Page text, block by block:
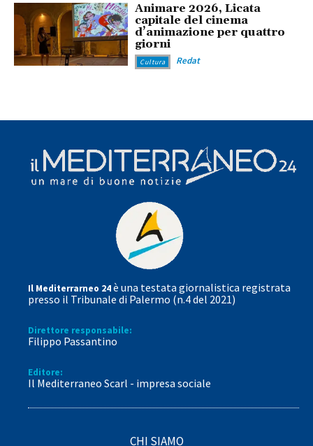
Animare 2026, Licata
capitale del cinema
d’animazione per quattro
giorni
Cultura Redat
Il Mediterrarneo 24è una testata giornalistica registrata
presso il Tribunale di Palermo (n.4 del 2021)
Direttore responsabile:
Filippo Passantino
Editore:
Il Mediterraneo Scarl - impresa sociale
CHI SIAMO